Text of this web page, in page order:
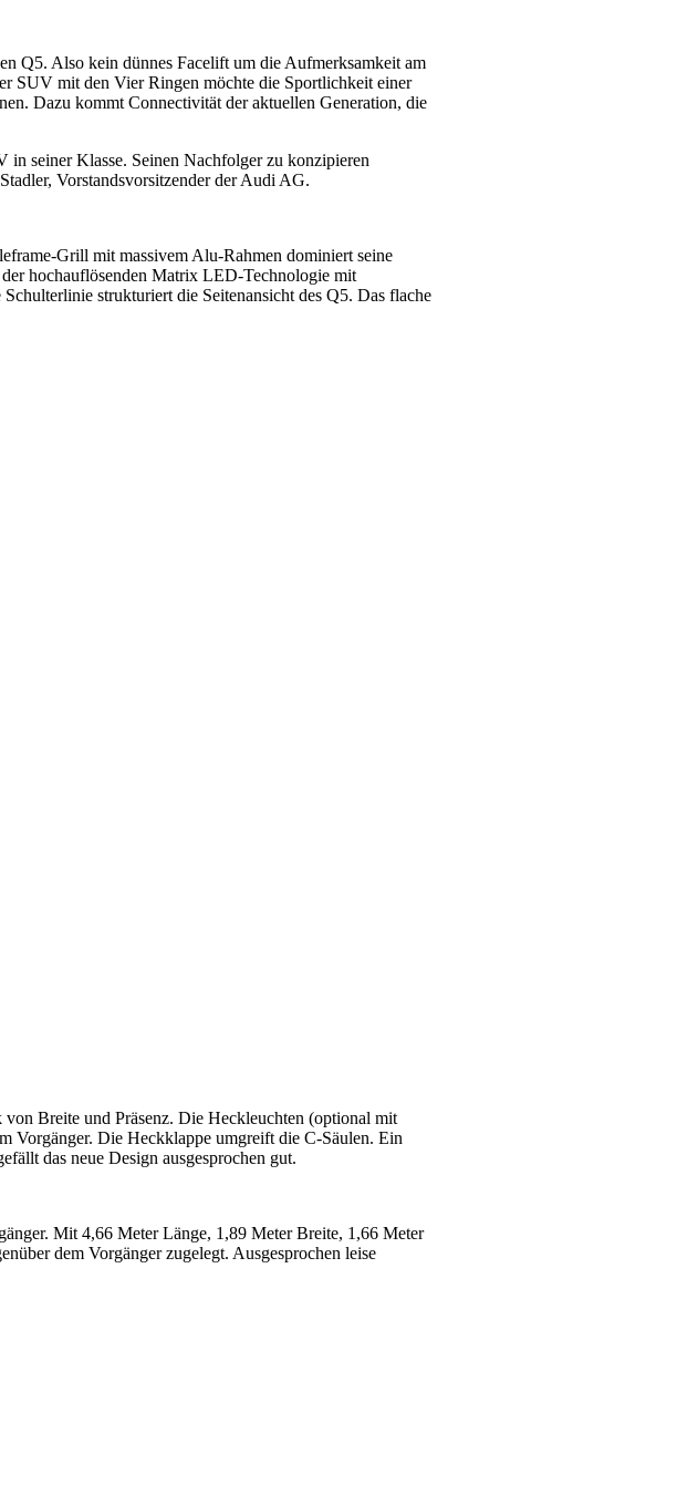
Q5. Also kein dünnes Facelift um die Aufmerksamkeit am
SUV mit den Vier Ringen möchte die Sportlichkeit einer
Dazu kommt Connectivität der aktuellen Generation, die
seiner Klasse. Seinen Nachfolger zu konzipieren
Vorstandsvorsitzender der Audi AG.
Grill mit massivem Alu-Rahmen dominiert seine
hochauflösenden Matrix LED-Technologie mit
strukturiert die Seitenansicht des Q5. Das flache
Breite und Präsenz. Die Heckleuchten (optional mit
Vorgänger. Die Heckklappe umgreift die C-Säulen. Ein
das neue Design ausgesprochen gut.
Mit 4,66 Meter Länge, 1,89 Meter Breite, 1,66 Meter
dem Vorgänger zugelegt. Ausgesprochen leise